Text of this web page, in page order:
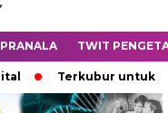
PRANALA TWIT
Terkubur untuk Hidup